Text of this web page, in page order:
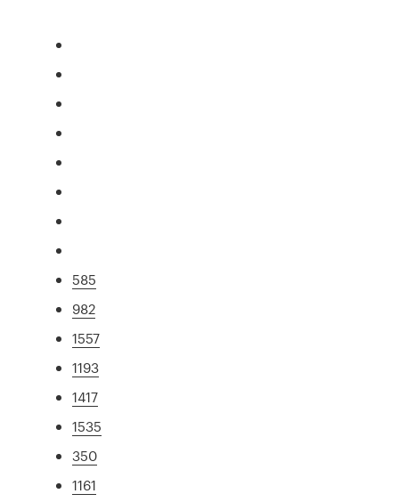
585
982
1557
1193
1417
1535
350
1161